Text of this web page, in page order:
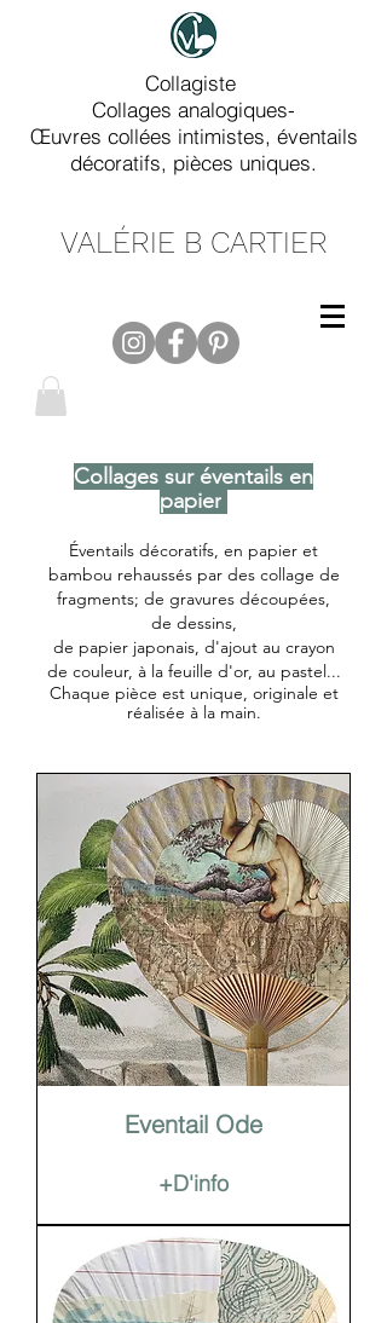
Collagiste
Collages analogiques-
Œuvres collées intimistes, éventails
décoratifs, pièces uniques.
VALÉRIE B CARTIER
Collages sur éventails en
papier
Éventails décoratifs, en papier et
bambou rehaussés par des collage de
fragments; de gravures découpées,
de dessins,
de papier japonais, d'ajout au crayon
de couleur, à la feuille d'or, au pastel...
Chaque pièce est unique, originale et
réalisée à la main.
Eventail Ode
+D'info